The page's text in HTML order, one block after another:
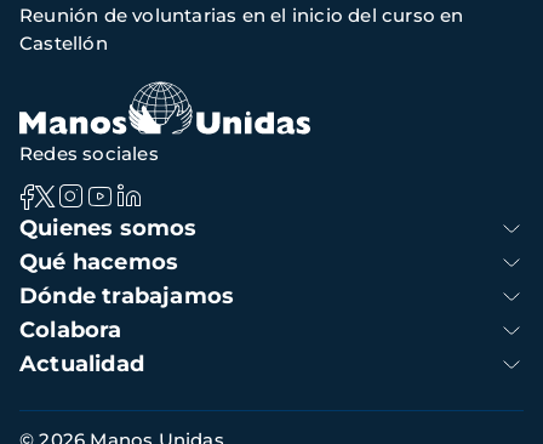
navegación
Reunión de voluntarias en el inicio del curso en
Castellón
Navegación
principal
Quienes somos
Qué hacemos
Dónde trabajamos
Colabora
Actualidad
Redes sociales
Información